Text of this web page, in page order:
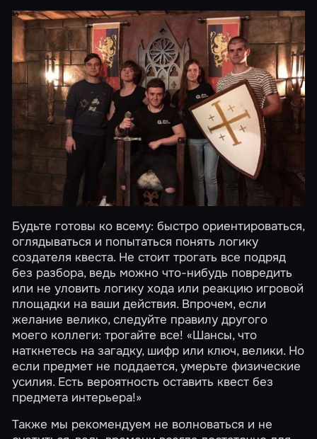
Будьте готовы ко всему: быстро ориентироваться,
оглядываться и попытаться понять логику
создателя квеста. Не стоит трогать все подряд
без разбора, ведь можно что-нибудь повредить
или не уловить логику хода или реакцию игровой
площадки на ваши действия. Впрочем, если
желание велико, следуйте правилу другого
моего коллеги: трогайте все! «Шансы, что
наткнетесь на загадку, шифр или ключ, велики. Но
если предмет не поддается, умерьте физические
усилия. Есть вероятность оставить квест без
предмета интерьера!»
Также мы рекомендуем не волноваться и не